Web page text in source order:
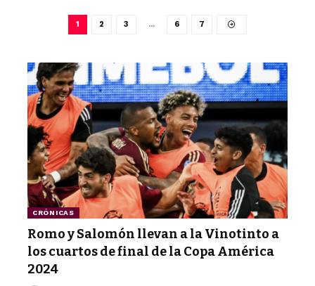
1 2 3 … 6 7
CRÓNICAS
Romo y Salomón llevan a la Vinotinto a
los cuartos de final de la Copa América
2024